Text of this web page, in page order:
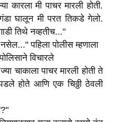
कारला मी पाचर मारली होती.
घालून मी परत तिकडे गेलो.
तिथे नव्हतीच..."
पहिला पोलीस म्हणाला
विचारले
चाकाला पाचर मारली होती ते
होते आणि एक चिठ्ठी ठेवली